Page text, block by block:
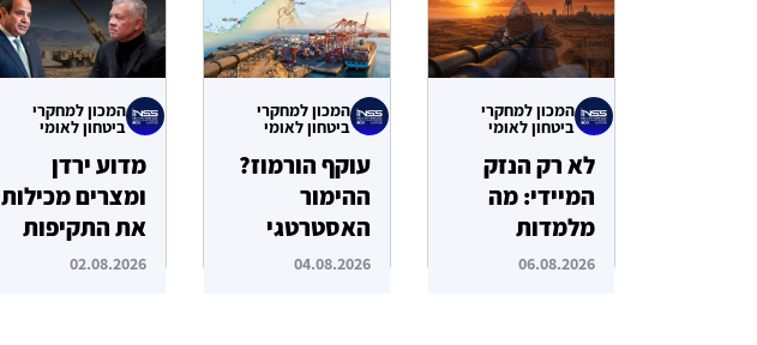
המכון למחקרי
ביטחון לאומי
לא רק הנזק
המיידי: מה
מלמדות
תקיפות הסייבר
06.08.2026
המכון למחקרי
ביטחון לאומי
עוקף הורמוז?
ההימור
האסטרטגי
הבעייתי של
04.08.2026
המכון למחקרי
ביטחון לאומי
מדוע ירדן
ומצרים מכילות
את התקיפות
האיראניות
02.08.2026